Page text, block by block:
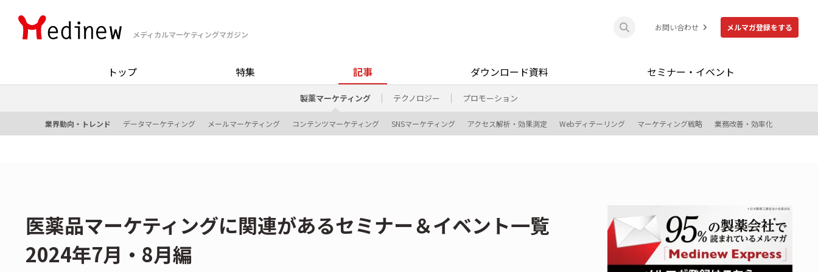
メディカルマーケティングマガジン
お問い合わせ メルマガ登録をする
トップ 特集 記事 ダウンロード資料 セミナー・イベント
製薬マーケティング テクノロジー プロモーション
業界動向・トレンド データマーケティング メールマーケティング コンテンツマーケティング SNSマーケティング アクセス解析・効果測定 Webディテーリング マーケティング戦略 業務改善・効率化
医薬品マーケティングに関連があるセミナー＆イベント一覧
2024年7月・8月編